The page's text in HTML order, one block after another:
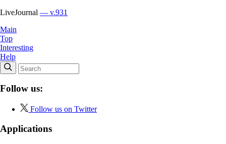
LiveJournal — v.931
Main
Top
Interesting
Help
Follow us:
Follow us on Twitter
Applications